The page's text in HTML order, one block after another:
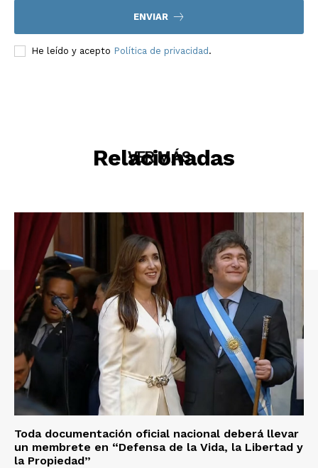
ENVIAR
He leído y acepto Política de privacidad .
Relacionadas
VER MÁS
Toda documentación oficial nacional deberá llevar
un membrete en “Defensa de la Vida, la Libertad y
la Propiedad”